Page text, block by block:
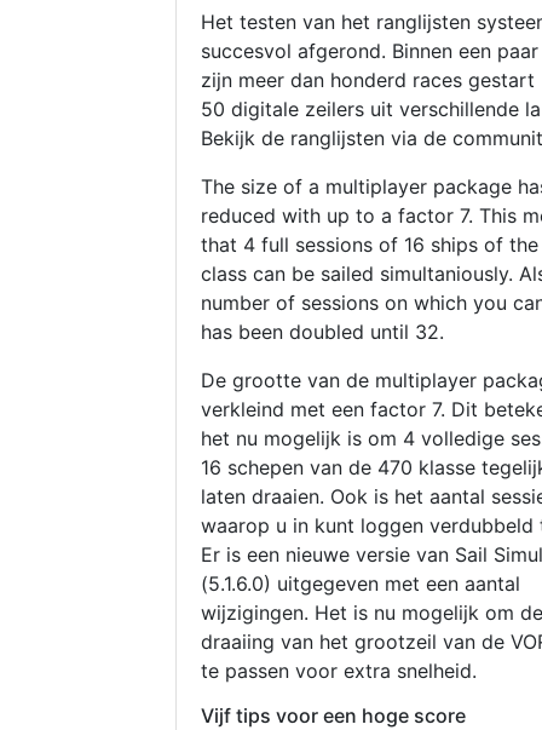
Het testen van het ranglijsten
succesvol afgerond. Binnen een
zijn meer dan honderd races gestart
50 digitale zeilers uit verschillende
Bekijk de ranglijsten via de
The size of a multiplayer package
reduced with up to a factor 7. This
that 4 full sessions of 16 ships of
class can be sailed simultaniously.
number of sessions on which you
has been doubled until 32.
De grootte van de multiplayer
verkleind met een factor 7. Dit
het nu mogelijk is om 4 volledige
16 schepen van de 470 klasse
laten draaien. Ook is het aantal
waarop u in kunt loggen verdubbeld
Er is een nieuwe versie van Sail
(5.1.6.0) uitgegeven met een aantal
wijzigingen. Het is nu mogelijk om de
draaiing van het grootzeil van de
te passen voor extra snelheid.
Vijf tips voor een hoge score